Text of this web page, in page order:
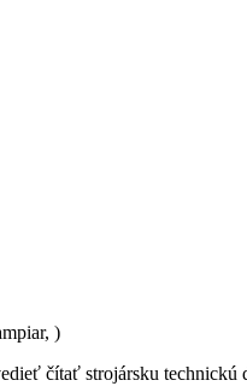
)
čítať strojársku